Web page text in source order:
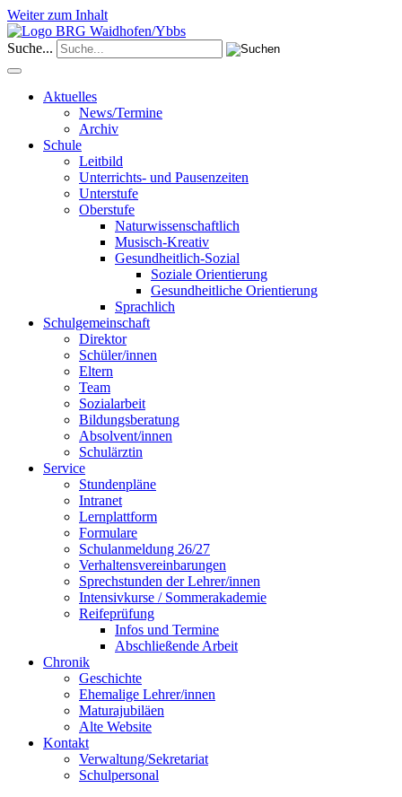
Weiter zum Inhalt
Suche...
Aktuelles
News/Termine
Archiv
Schule
Leitbild
Unterrichts- und Pausenzeiten
Unterstufe
Oberstufe
Naturwissenschaftlich
Musisch-Kreativ
Gesundheitlich-Sozial
Soziale Orientierung
Gesundheitliche Orientierung
Sprachlich
Schulgemeinschaft
Direktor
Schüler/innen
Eltern
Team
Sozialarbeit
Bildungsberatung
Absolvent/innen
Schulärztin
Service
Stundenpläne
Intranet
Lernplattform
Formulare
Schulanmeldung 26/27
Verhaltensvereinbarungen
Sprechstunden der Lehrer/innen
Intensivkurse / Sommerakademie
Reifeprüfung
Infos und Termine
Abschließende Arbeit
Chronik
Geschichte
Ehemalige Lehrer/innen
Maturajubiläen
Alte Website
Kontakt
Verwaltung/Sekretariat
Schulpersonal